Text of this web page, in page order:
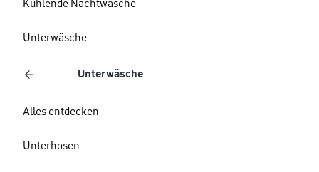
Kühlende Nachtwäsche
Unterwäsche
Unterwäsche
Alles entdecken
Unterhosen